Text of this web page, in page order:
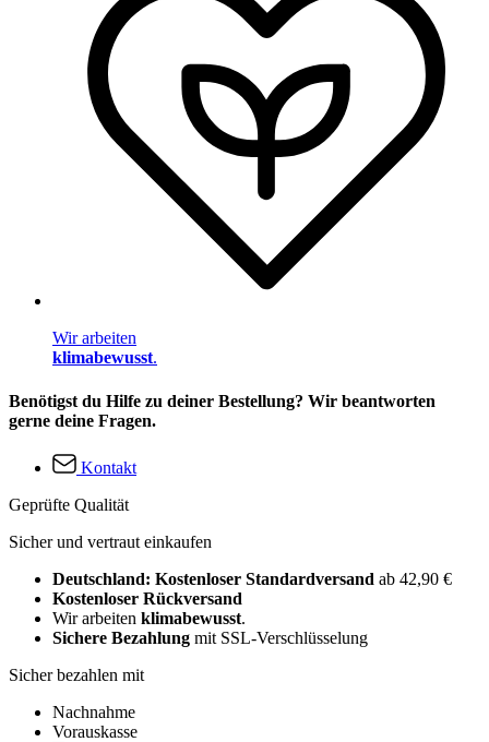
Wir arbeiten
klimabewusst.
Benötigst du Hilfe zu deiner Bestellung? Wir beantworten
gerne deine Fragen.
Kontakt
Geprüfte Qualität
Sicher und vertraut einkaufen
Deutschland: Kostenloser Standardversand ab 42,90 €
Kostenloser Rückversand
Wir arbeiten klimabewusst.
Sichere Bezahlung mit SSL-Verschlüsselung
Sicher bezahlen mit
Nachnahme
Vorauskasse